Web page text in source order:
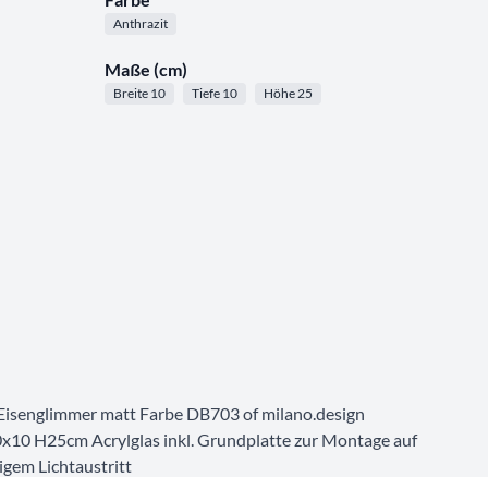
Anthrazit
Maße (cm)
Breite 10 Tiefe 10 Höhe 25
matt Farbe DB703 of milano.design
H25cm Acrylglas inkl. Grundplatte zur Montage auf
Lichtaustritt